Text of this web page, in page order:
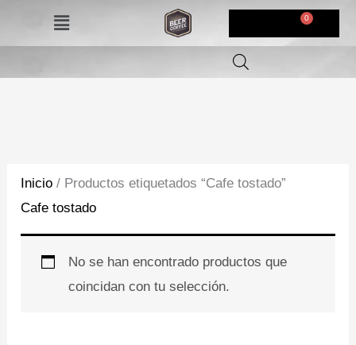
Menú
Inicio / Productos etiquetados “Cafe tostado”
Cafe tostado
No se han encontrado productos que
coincidan con tu selección.